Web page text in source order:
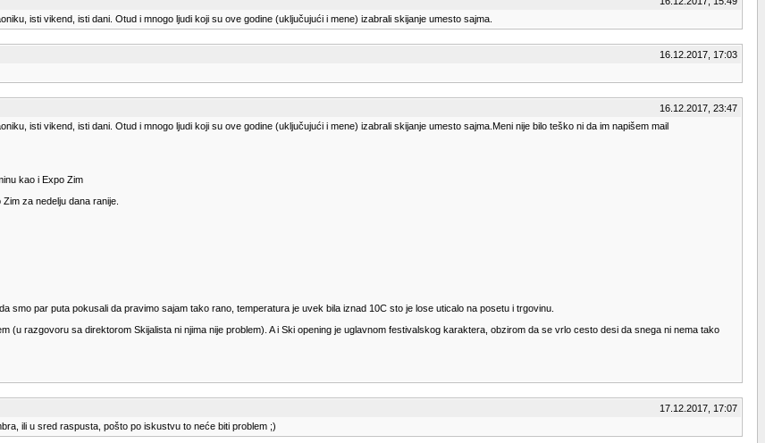
isti vikend, isti dani. Otud i mnogo ljudi koji su ove godine (uključujući i mene) izabrali skijanje umesto sajma.
16.12.2017, 17:03
16.12.2017, 23:47
isti vikend, isti dani. Otud i mnogo ljudi koji su ove godine (uključujući i mene) izabrali skijanje umesto sajma.Meni nije bilo teško ni da im napišem mail
kao i Expo Zim
za nedelju dana ranije.
smo par puta pokusali da pravimo sajam tako rano, temperatura je uvek bila iznad 10C sto je lose uticalo na posetu i trgovinu.
(u razgovoru sa direktorom Skijalista ni njima nije problem). A i Ski opening je uglavnom festivalskog karaktera, obzirom da se vrlo cesto desi da snega ni nema tako
17.12.2017, 17:07
ili u sred raspusta, pošto po iskustvu to neće biti problem ;)